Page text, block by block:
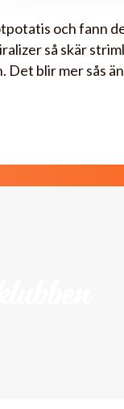
och fann
så skär
Det blir mer sås